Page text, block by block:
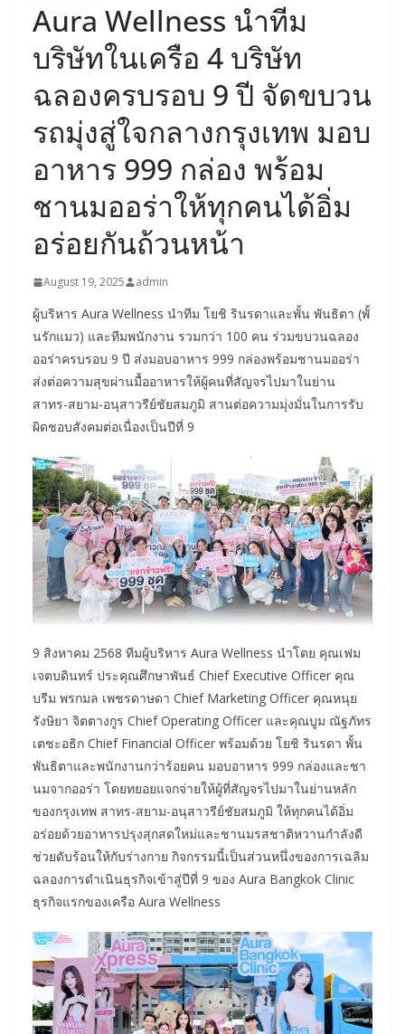
Aura Wellness นำทีม
บริษัทในเครือ 4 บริษัท
ฉลองครบรอบ 9 ปี จัดขบวน
รถมุ่งสู่ใจกลางกรุงเทพ มอบ
อาหาร 999 กล่อง พร้อม
ชานมออร่าให้ทุกคนได้อิ่ม
อร่อยกันถ้วนหน้า
August 19, 2025 admin
ผู้บริหาร Aura Wellness นำทีม โยชิ รินรดาและพั้น พันธิตา (พั้
นรักแมว) และทีมพนักงาน รวมกว่า 100 คน ร่วมขบวนฉลอง
ออร่าครบรอบ 9 ปี ส่งมอบอาหาร 999 กล่องพร้อมชานมออร่า
ส่งต่อความสุขผ่านมื้ออาหารให้ผู้คนที่สัญจรไปมาในย่าน
สาทร-สยาม-อนุสาวรีย์ชัยสมภูมิ สานต่อความมุ่งมั่นในการรับ
ผิดชอบสังคมต่อเนื่องเป็นปีที่ 9
9 สิงหาคม 2568 ทีมผู้บริหาร Aura Wellness นำโดย คุณเฟม
เจตบดินทร์ ประคุณศึกษาพันธ์ Chief Executive Officer คุณ
บรีม พรกมล เพชรดาษดา Chief Marketing Officer คุณหนุย
รังษิยา จิตตางกูร Chief Operating Officer และคุณบูม ณัฐภัทร
เตชะอธิก Chief Financial Officer พร้อมด้วย โยชิ รินรดา พั้น
พันธิตาและพนักงานกว่าร้อยคน มอบอาหาร 999 กล่องและชา
นมจากออร่า โดยทยอยแจกจ่ายให้ผู้ที่สัญจรไปมาในย่านหลัก
ของกรุงเทพ สาทร-สยาม-อนุสาวรีย์ชัยสมภูมิ ให้ทุกคนได้อิ่ม
อร่อยด้วยอาหารปรุงสุกสดใหม่และชานมรสชาติหวานกำลังดี
ช่วยดับร้อนให้กับร่างกาย กิจกรรมนี้เป็นส่วนหนึ่งของการเฉลิม
ฉลองการดำเนินธุรกิจเข้าสู่ปีที่ 9 ของ Aura Bangkok Clinic
ธุรกิจแรกของเครือ Aura Wellness